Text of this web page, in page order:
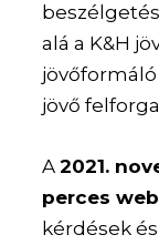
alá a K&H
jövő
A2021.
perces
kérdések